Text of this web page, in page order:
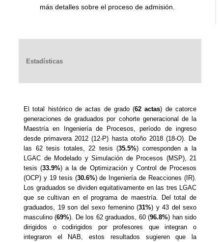
más detalles sobre el proceso de admisión.
Estadísticas
El total histórico de actas de grado (62 actas) de catorce
generaciones de graduados por cohorte generacional de la
Maestría en Ingeniería de Procesos, período de ingreso
desde primavera 2012 (12-P) hasta otoño 2018 (18-O). De
las 62 tesis totales, 22 tesis (35.5%) corresponden a la
LGAC de Modelado y Simulación de Procesos (MSP), 21
tesis (33.9%) a la de Optimización y Control de Procesos
(OCP) y 19 tesis (30.6%) de Ingeniería de Reacciones (IR).
Los graduados se dividen equitativamente en las tres LGAC
que se cultivan en el programa de maestría. Del total de
graduados, 19 son del sexo femenino (31%) y 43 del sexo
masculino (69%). De los 62 graduados, 60 (96.8%) han sido
dirigidos o codirigidos por profesores que integran o
integraron el NAB, estos resultados sugieren que la